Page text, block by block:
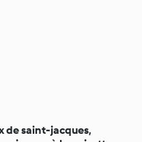
de saint-jacques,